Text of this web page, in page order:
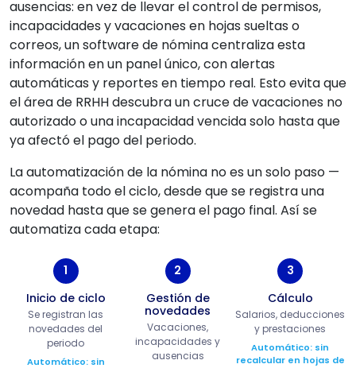
ausencias: en vez de llevar el control de permisos,
incapacidades y vacaciones en hojas sueltas o
correos, un software de nómina centraliza esta
información en un panel único, con alertas
automáticas y reportes en tiempo real. Esto evita que
el área de RRHH descubra un cruce de vacaciones no
autorizado o una incapacidad vencida solo hasta que
ya afectó el pago del periodo.
La automatización de la nómina no es un solo paso —
acompaña todo el ciclo, desde que se registra una
novedad hasta que se genera el pago final. Así se
automatiza cada etapa:
1
Inicio de ciclo
Se registran las
novedades del
periodo
Automático: sin
2
Gestión de
novedades
Vacaciones,
incapacidades y
ausencias
3
Cálculo
Salarios, deducciones
y prestaciones
Automático: sin
recalcular en hojas de